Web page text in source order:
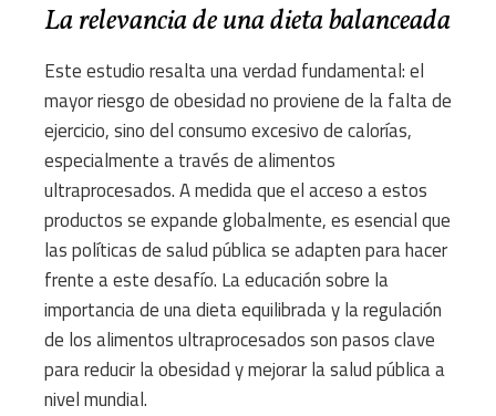
La relevancia de una dieta balanceada
Este estudio resalta una verdad fundamental: el
mayor riesgo de obesidad no proviene de la falta de
ejercicio, sino del consumo excesivo de calorías,
especialmente a través de alimentos
ultraprocesados. A medida que el acceso a estos
productos se expande globalmente, es esencial que
las políticas de salud pública se adapten para hacer
frente a este desafío. La educación sobre la
importancia de una dieta equilibrada y la regulación
de los alimentos ultraprocesados son pasos clave
para reducir la obesidad y mejorar la salud pública a
nivel mundial.